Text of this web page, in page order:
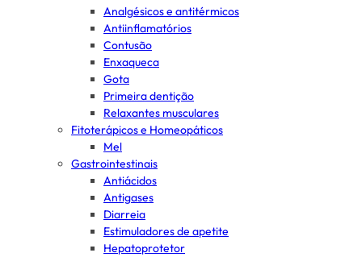
Analgésicos e antitérmicos
Antiinflamatórios
Contusão
Enxaqueca
Gota
Primeira dentição
Relaxantes musculares
Fitoterápicos e Homeopáticos
Mel
Gastrointestinais
Antiácidos
Antigases
Diarreia
Estimuladores de apetite
Hepatoprotetor